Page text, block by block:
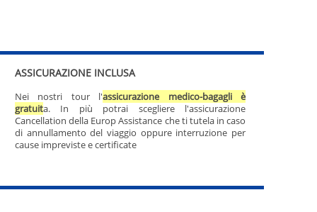
ASSICURAZIONE INCLUSA
Nei nostri tour l'assicurazione medico-bagagli è
gratuita. In più potrai scegliere l'assicurazione
Cancellation della Europ Assistance che ti tutela in caso
di annullamento del viaggio oppure interruzione per
cause impreviste e certificate